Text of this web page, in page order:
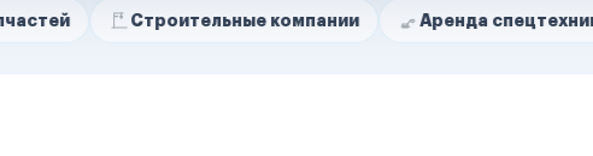
Строительные компании Аренда спецтехники